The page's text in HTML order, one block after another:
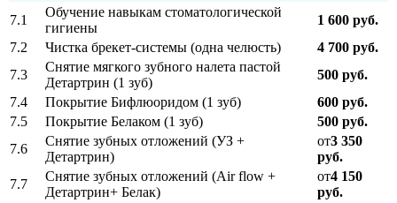
7.1
Обучение навыкам стоматологической
гигиены
1 600 руб.
7.2
Чистка брекет-системы (одна челюсть)
4 700 руб.
7.3
Снятие мягкого зубного налета пастой
Детартрин (1 зуб)
500 руб.
7.4
Покрытие Бифлюоридом (1 зуб)
600 руб.
7.5
Покрытие Белаком (1 зуб)
500 руб.
7.6
Снятие зубных отложений (УЗ +
Детартрин)
от3 350
руб.
7.7
Снятие зубных отложений (Air flow +
Детартрин+ Белак)
от4 150
руб.